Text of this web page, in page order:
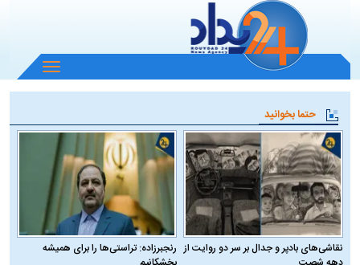
باز
و
منو
حتما بخوانید
نقاشی‌های بادپر و جدال بر سر دو روایت از رنجبرزاده: تراستی‌ها را برای همیشه